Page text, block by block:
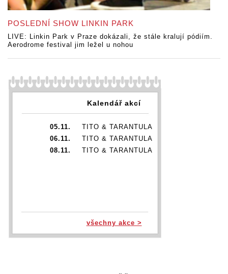
POSLEDNÍ SHOW LINKIN PARK
LIVE: Linkin Park v Praze dokázali, že stále kralují pódiím.
Aerodrome festival jim ležel u nohou
Kalendář akcí
05.11.
TITO & TARANTULA
06.11.
TITO & TARANTULA
08.11.
TITO & TARANTULA
všechny akce >